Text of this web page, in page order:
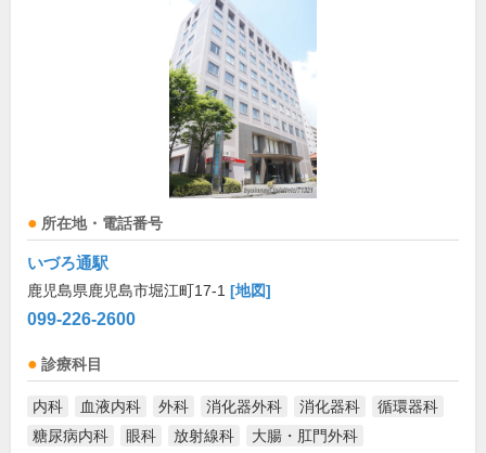
所在地・電話番号
いづろ通駅
鹿児島県鹿児島市堀江町17-1 [地図]
099-226-2600
診療科目
内科 血液内科 外科 消化器外科 消化器科
循環器科
糖尿病内科
眼科 放射線科 大腸・肛門外科